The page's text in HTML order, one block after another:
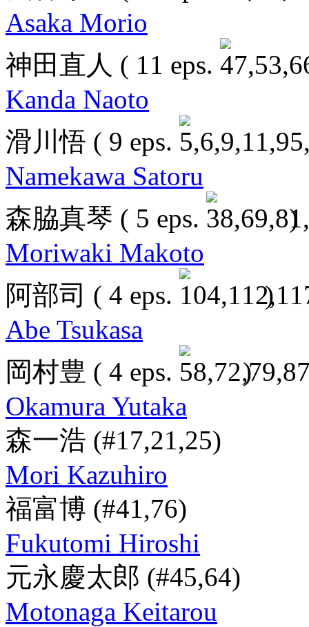
Asaka Morio
神田直人 ( 11 eps.
Kanda Naoto
滑川悟 ( 9 eps.
Namekawa Satoru
森脇真琴 ( 5 eps.
)
Moriwaki Makoto
阿部司 ( 4 eps.
)
Abe Tsukasa
岡村豊 ( 4 eps.
)
Okamura Yutaka
森一浩 (#17,21,25)
Mori Kazuhiro
福富博 (#41,76)
Fukutomi Hiroshi
元永慶太郎 (#45,64)
Motonaga Keitarou